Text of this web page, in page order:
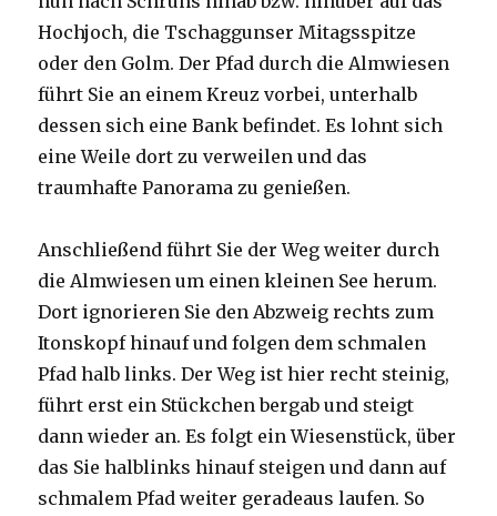
Hochjoch, die Tschaggunser Mitagsspitze
oder den Golm. Der Pfad durch die Almwiesen
führt Sie an einem Kreuz vorbei, unterhalb
dessen sich eine Bank befindet. Es lohnt sich
eine Weile dort zu verweilen und das
traumhafte Panorama zu genießen.
Anschließend führt Sie der Weg weiter durch
die Almwiesen um einen kleinen See herum.
Dort ignorieren Sie den Abzweig rechts zum
Itonskopf hinauf und folgen dem schmalen
Pfad halb links. Der Weg ist hier recht steinig,
führt erst ein Stückchen bergab und steigt
dann wieder an. Es folgt ein Wiesenstück, über
das Sie halblinks hinauf steigen und dann auf
schmalem Pfad weiter geradeaus laufen. So